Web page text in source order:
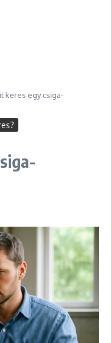
keres egy csiga-